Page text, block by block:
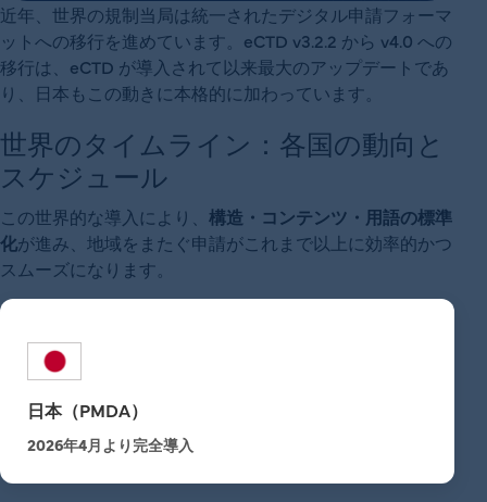
近年、世界の規制当局は統一されたデジタル申請フォーマ
ットへの移行を進めています。eCTD v3.2.2 から v4.0 への
移行は、eCTD が導入されて以来最大のアップデートであ
り、日本もこの動きに本格的に加わっています。
世界のタイムライン：各国の動向と
スケジュール
この世界的な導入により、 構造・コンテンツ・用語の標準
化が進み、地域をまたぐ申請がこれまで以上に効率的かつ
スムーズになります。
日本（PMDA）
2026年4月より完全導入